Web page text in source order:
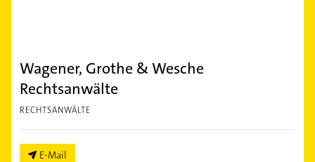
Wagener, Grothe & Wesche
Rechtsanwälte
RECHTSANWÄLTE
E-Mail